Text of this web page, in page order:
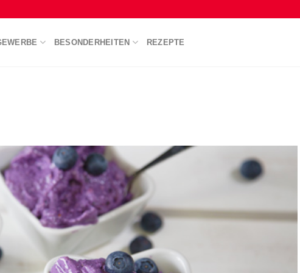
BESONDERHEITEN REZEPTE